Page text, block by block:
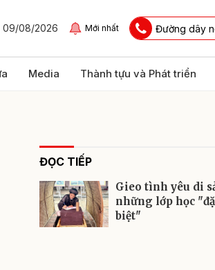
09/08/2026 Mới nhất Đường dây
Media Thành tựu và Phát triển
ĐỌC TIẾP
Gieo tình yêu di
những lớp học
biệt"
Gửi